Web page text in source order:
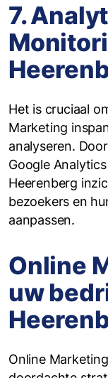
7.
Het is cruciaal
Marketing
analyseren.
Google
Heerenberg
bezoekers en
aanpassen.
Online
uw
Online